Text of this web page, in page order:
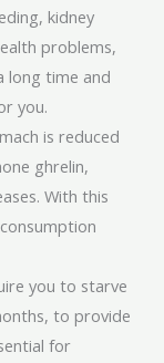
kidney
problems,
long time and
you.
is reduced
ghrelin,
With this
you to starve
to provide
for